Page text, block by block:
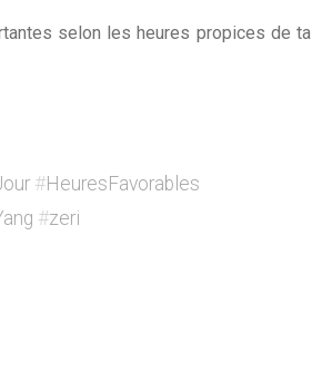
selon les heures propices de ta
#HeuresFavorables
#zeri